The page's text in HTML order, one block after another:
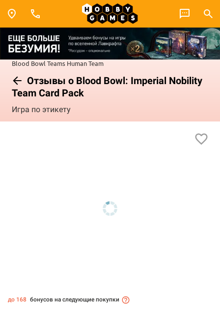
Blood Bowl Teams Human Team
Отзывы о Blood Bowl: Imperial Nobility
Team Card Pack
Игра по этикету
до 168 бонусов на следующие покупки